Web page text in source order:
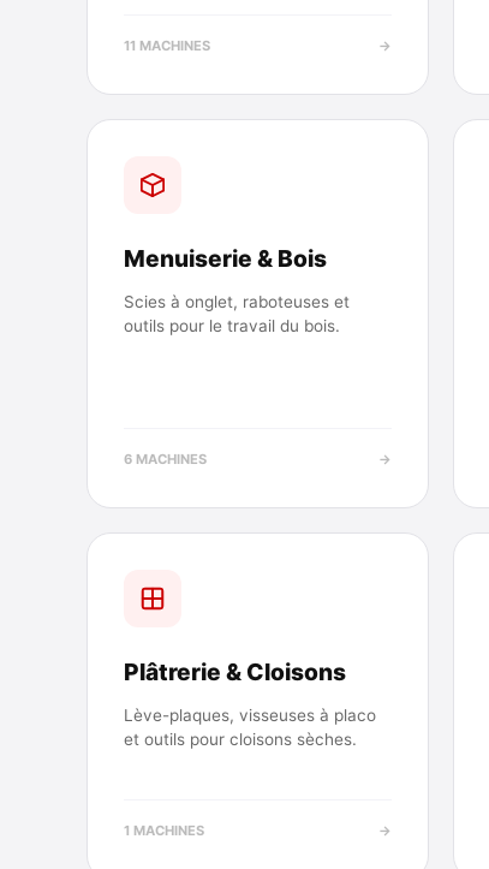
11 MACHINES →
Menuiserie & Bois
Scies à onglet, raboteuses et
outils pour le travail du bois.
6 MACHINES →
Plâtrerie & Cloisons
Lève-plaques, visseuses à placo
et outils pour cloisons sèches.
1 MACHINES →